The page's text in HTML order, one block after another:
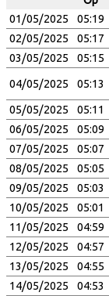
01/05/2025
05:19
02/05/2025
05:17
03/05/2025
05:15
04/05/2025 05:13
05/05/2025
05:11
06/05/2025
05:09
07/05/2025
05:07
08/05/2025
05:05
09/05/2025
05:03
10/05/2025
05:01
11/05/2025
04:59
12/05/2025
04:57
13/05/2025
04:55
14/05/2025
04:53